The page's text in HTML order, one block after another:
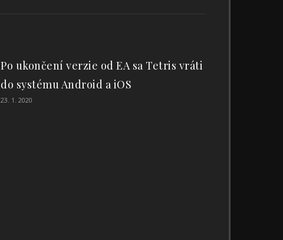
Po ukončení verzie od EA sa Tetris vráti
do systému Android a iOS
23. 1. 2020